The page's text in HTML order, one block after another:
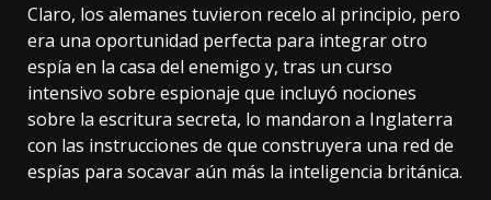
Claro, los alemanes tuvieron recelo al principio, pero
era una oportunidad perfecta para integrar otro
espía en la casa del enemigo y, tras un curso
intensivo sobre espionaje que incluyó nociones
sobre la escritura secreta, lo mandaron a Inglaterra
con las instrucciones de que construyera una red de
espías para socavar aún más la inteligencia británica.